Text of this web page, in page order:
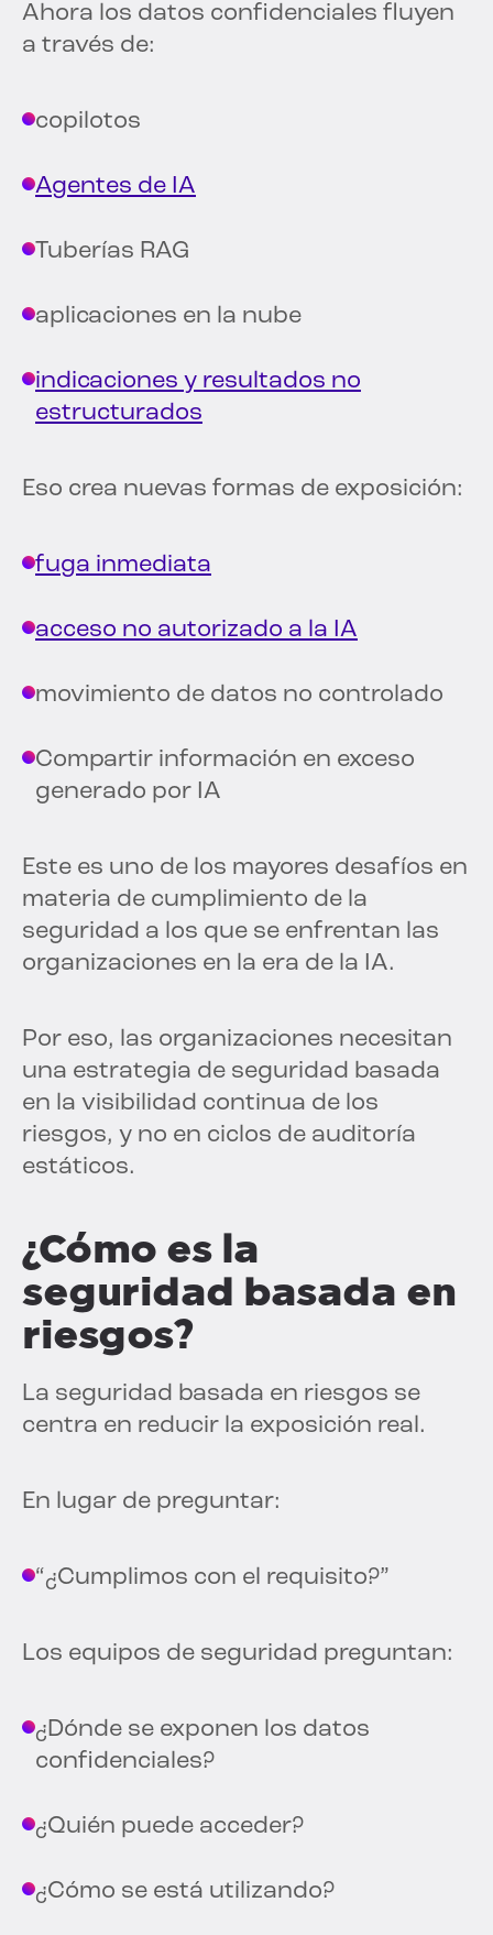
Ahora los datos confidenciales fluyen
a través de:
copilotos
Agentes de IA
Tuberías RAG
aplicaciones en la nube
indicaciones y resultados no
estructurados
Eso crea nuevas formas de exposición:
fuga inmediata
acceso no autorizado a la IA
movimiento de datos no controlado
Compartir información en exceso
generado por IA
Este es uno de los mayores desafíos en
materia de cumplimiento de la
seguridad a los que se enfrentan las
organizaciones en la era de la IA.
Por eso, las organizaciones necesitan
una estrategia de seguridad basada
en la visibilidad continua de los
riesgos, y no en ciclos de auditoría
estáticos.
¿Cómo es la
seguridad basada en
riesgos?
La seguridad basada en riesgos se
centra en reducir la exposición real.
En lugar de preguntar:
“¿Cumplimos con el requisito?”
Los equipos de seguridad preguntan:
¿Dónde se exponen los datos
confidenciales?
¿Quién puede acceder?
¿Cómo se está utilizando?